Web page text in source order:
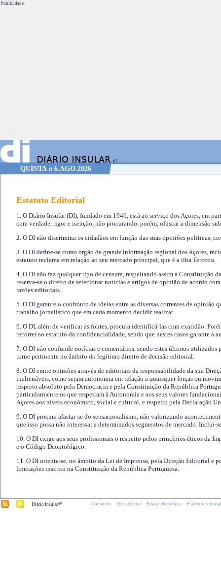
Publicidade.
QUINTAo 6.AGO.2026
Estatuto Editorial
1. O Diário Insular (DI), fundado em 1946, está ao serviço dos Açores, em
com verdade, rigor e isenção, não procurando, porém, ofuscar a dimensão
2. O DI não discrimina os cidadãos em função das suas opiniões políticas,
3. O DI define-se como órgão de grande informação regional dos Açores,
estatuto reclama em relação ao seu mercado principal, que é a ilha Terceira.
4. O DI não faz qualquer tipo de censura, respeitando assim a Constituição
reserva-se o direito de selecionar notícias e artigos de opinião de acordo
razões editoriais.
5. O DI garante o confronto de ideias entre as diversas correntes de opinião
trabalho jornalístico que em cada momento decidir realizar.
6. O DI, além de verificar as fontes, procura identificá-las com exatidão.
recorrer ao estatuto da confidencialidade, sendo que nestes casos garante a
7. O DI não confunde notícias e comentários, sendo estes últimos utilizados
torne pertinente no âmbito do legítimo direito de decisão editorial.
8. O DI emite opiniões através de editoriais da responsabilidade da sua
inalienáveis, como sejam autonomia em relação a quaisquer forças ou
respeito absoluto pela Democracia e pela Constituição da República
particularmente os que respeitam à Autonomia e aos seus valores
Açores aos níveis económico, social e cultural, e respeito pela Declaração
9. O DI procura afastar-se do sensacionalismo, não valorizando
que isso possa não interessar a determinados segmentos de mercado.
10. O DI exige aos seus profissionais o respeito pelos princípios éticos da
e o Código Deontológico.
11. O DI orienta-se, no âmbito da Lei de Imprensa, pela Direção Editorial e
limitações inscrito na Constituição da República Portuguesa.
Diário Insular.pt Contactos Ficha técnica Edição electrónica Estatuto Editorial